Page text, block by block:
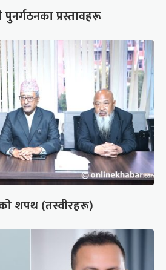
प्रस्तावहरू
शपथ (तस्वीरहरू)